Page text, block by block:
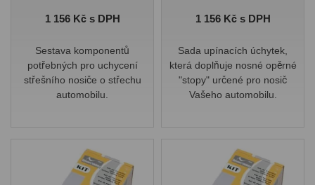
Cena
1 156 Kč s DPH
Sestava komponentů
potřebných pro uchycení
střešního nosiče o střechu
automobilu.
Cena
1 156 Kč s DPH
Sada upínacích úchytek,
která doplňuje nosné opěrné
"stopy" určené pro nosič
Vašeho automobilu.